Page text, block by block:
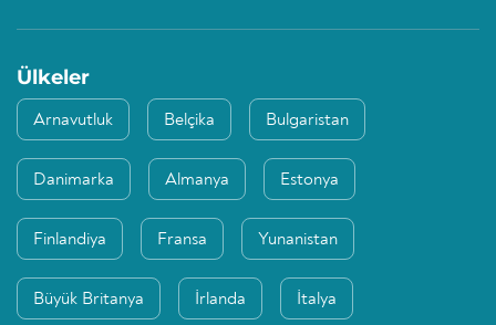
Ülkeler
Arnavutluk Belçika Bulgaristan
Danimarka Almanya Estonya
Finlandiya Fransa Yunanistan
Büyük Britanya İrlanda İtalya